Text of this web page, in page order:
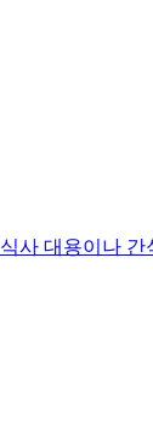
사 대용이나 간